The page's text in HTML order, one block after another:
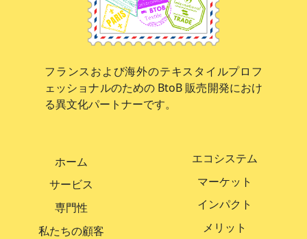
フランスおよび海外のテキスタイルプロフ
ェッショナルのための BtoB 販売開発におけ
る異文化パートナーです。
ホーム
サービス
専門性
私たちの顧客
エコシステム
マーケット
インパクト
メリット